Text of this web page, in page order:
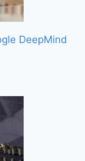
DeepMind